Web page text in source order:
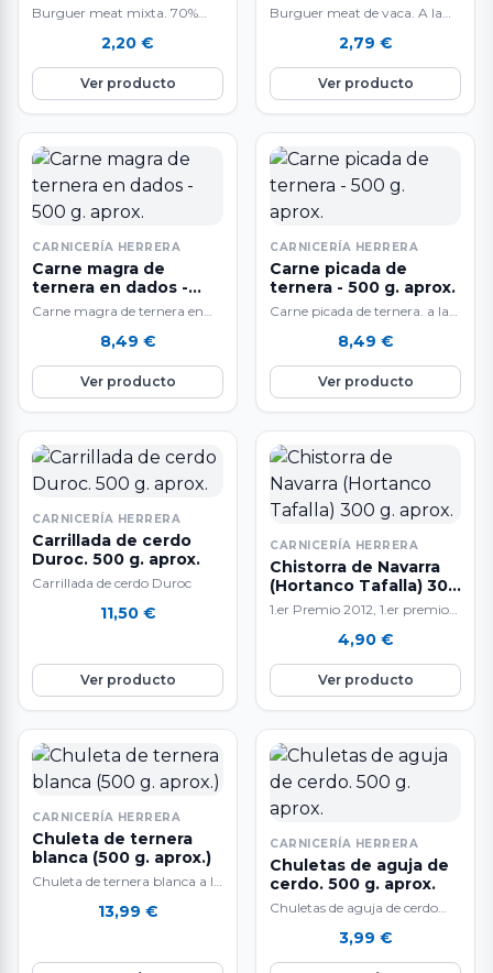
Burguer meat mixta. 70%
por unidades de 160gr…
2,20 €
Ver producto
Burguer meat de vaca. A la
180gr aprox. Deliciosa…
2,79 €
Ver producto
CARNICERÍA HERRERA
Carne magra de
ternera en dados -
500 g. aprox.
Carne magra de ternera en
de 500 g. aproximadamente.
…
8,49 €
Ver producto
CARNICERÍA HERRERA
Carne picada de
ternera - 500 g. aprox.
Carne picada de ternera. a la
aproximadamente. El peso…
8,49 €
Ver producto
CARNICERÍA HERRERA
Carrillada de cerdo
Duroc. 500 g. aprox.
Carrillada de cerdo Duroc
11,50 €
Ver producto
CARNICERÍA HERRERA
Chistorra de Navarra
(Hortanco Tafalla) 300
g. aprox.
1.er Premio 2012, 1.er premio
2010,2016,2018 Nuestra
chistorra es equilibrada, sin
que…
4,90 €
Ver producto
CARNICERÍA HERRERA
Chuleta de ternera
blanca (500 g. aprox.)
Chuleta de ternera blanca a la
aproximadamente. Carne
13,99 €
CARNICERÍA HERRERA
Chuletas de aguja de
cerdo. 500 g. aprox.
Chuletas de aguja de cerdo
aproximadamente. Muy ricas
y sabrosas, fantásticas…
3,99 €